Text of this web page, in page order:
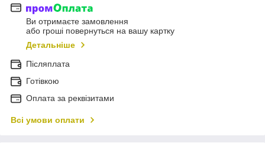
Ви отримаєте замовлення
або гроші повернуться на вашу картку
Детальніше
Післяплата
Готівкою
Оплата за реквізитами
Всі умови оплати